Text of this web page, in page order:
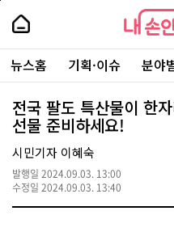
본
로
가
내
손
안
에
서
울
-
서
울
시
대
표
소
통
포
내
손
에
울
주
요
서
뉴스홈 기획·이슈 분야
전국 팔도 특산물이 한
선물 준비하세요!
시민기자 이혜숙
발행일 2024.09.03. 13:00
수정일 2024.09.03. 13:40
페
상
단
로